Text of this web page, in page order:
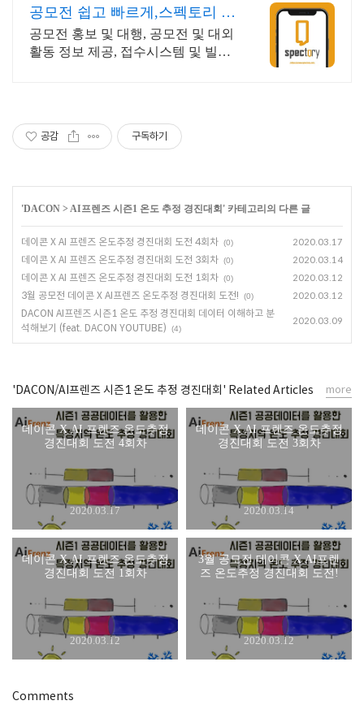
공모전 쉽고 빠르게,스펙토리 홈
페이지빌더 무료
공모전 홍보 및 대행, 공모전 및 대외
활동 정보 제공, 접수시스템 및 빌더
공감 구독하기
'DACON > AI프렌즈 시즌1 온도 추정 경진대회 ' 카테고리의 다른 글
데이콘 X AI 프렌즈 온도추정 경진대회 도전 4회차 (0) 2020.03.17
데이콘 X AI 프렌즈 온도추정 경진대회 도전 3회차 (0) 2020.03.14
데이콘 X AI 프렌즈 온도추정 경진대회 도전 1회차 (0) 2020.03.12
3월 공모전 데이콘 X AI프렌즈 온도추정 경진대회 도전! (0) 2020.03.12
DACON AI프렌즈 시즌1 온도 추정 경진대회 데이터 이해하고 분
석해보기 (feat. DACON YOUTUBE)
(4)
2020.03.09
'DACON/AI프렌즈 시즌1 온도 추정 경진대회' Related Articles
데이콘 X AI 프렌즈 온도추정
경진대회 도전 4회차
2020.03.17
데이콘 X AI 프렌즈 온도추정
경진대회 도전 3회차
2020.03.14
데이콘 X AI 프렌즈 온도추정
경진대회 도전 1회차
2020.03.12
3월 공모전 데이콘 X AI프렌
즈 온도추정 경진대회 도전!
2020.03.12
more
Comments